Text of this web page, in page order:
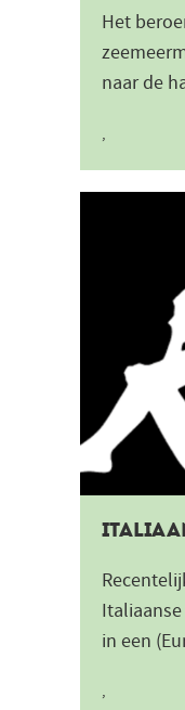
Het
naar de
Edvard
,
in een
,